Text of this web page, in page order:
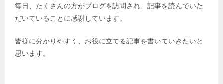
毎日、たくさんの方がブログを訪問され、記事を読んでいた
だいていることに感謝しています。
皆様に分かりやすく、お役に立てる記事を書いていきたいと
思います。